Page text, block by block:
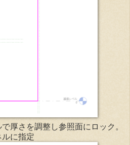
厚さを調整し参照面にロック。
に指定